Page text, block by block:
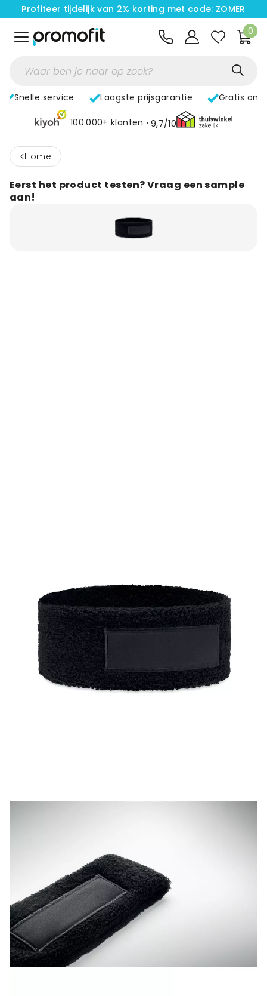
Profiteer tijdelijk van 2% korting met code: ZOMER
0
Snelle service Laagste prijsgarantie Gratis
100.000+ klanten 9,7/10
< home
Eerst het product testen? Vraag een sample
aan!